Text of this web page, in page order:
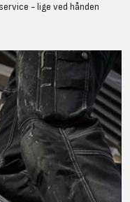
- lige ved hånden